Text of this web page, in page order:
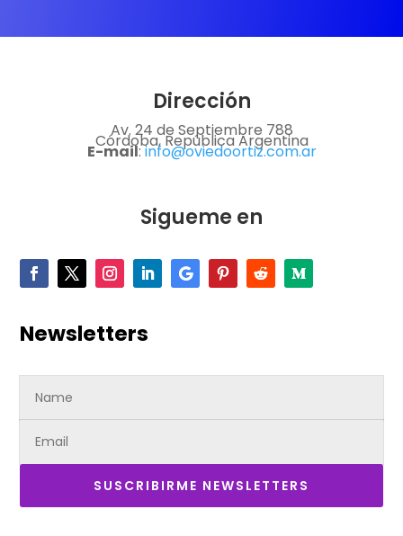
Dirección
Av. 24 de Septiembre 788
Córdoba, República Argentina
E-mail:info@oviedoortiz.com.ar
Sigueme en
Newsletters
SUSCRIBIRME NEWSLETTERS